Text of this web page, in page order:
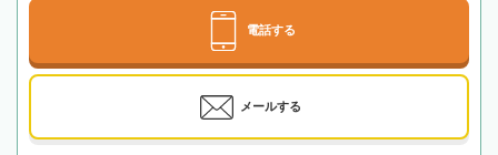
電話する
メールする